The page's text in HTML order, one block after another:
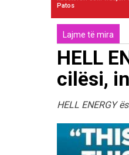
Patos
Lajme të mira
HELL
cilësi,
HELL ENERGY